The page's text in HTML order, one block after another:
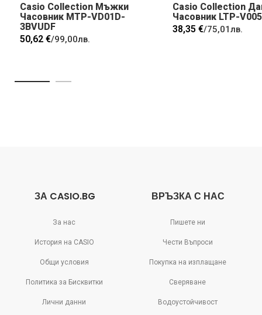
Casio Collection Мъжки
Часовник MTP-VD01D-
3BVUDF
50,62 €/99,00лв.
Casio Collection
Часовник LTP-
38,35 €/75,01лв.
ЗА CASIO.BG
За нас
История на CASIO
Общи условия
Политика за Бисквитки
Лични данни
ВРЪЗКА С НАС
Пишете ни
Чести Въпроси
Покупка на изплащане
Сверяване
Водоустойчивост